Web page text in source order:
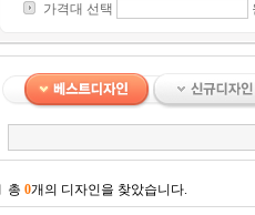
가격대 선택
총 0개의 디자인을 찾았습니다.